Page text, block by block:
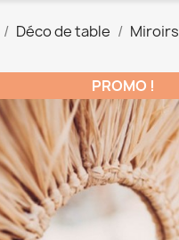
Déco de table Miroirs
PROMO !